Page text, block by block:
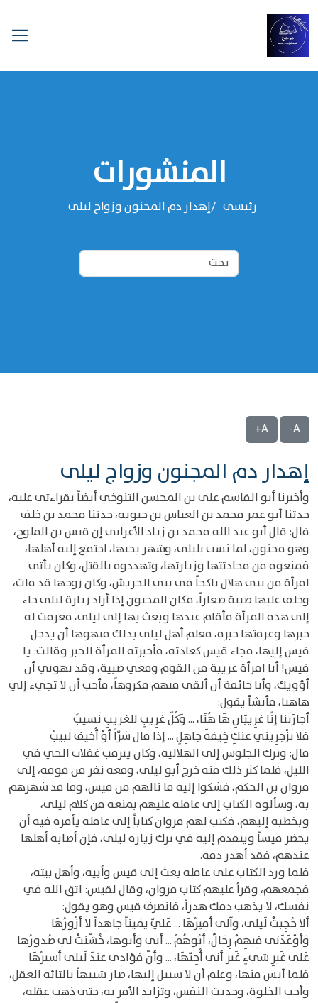
المنشورات
رئيسي إهدار دم المجنون وزواج ليلى
A-
A+
إهدار دم المجنون وزواج ليلى
وأخبرنا أبو القاسم علي بن المحسن التنوخي أيضاً بقراءتي عليه،
حدثنا أبو عمر محمد بن العباس بن حيويه، حدثنا محمد بن خلف
قال: قال أبو عبد الله محمد بن زياد الأعرابي إن قيس بن الملوح،
وهو مجنون، لما نسب بليلى، وشهر بحبها، اجتمع إليه أهلها،
فمنعوه من محادثتها وزيارتها، وتهددوه بالقتل، وكان يأتي
امرأة من بني هلال ناكحاً في بني الحريش، وكان زوجها قد مات،
وخلف عليها صبية صغاراً، فكان المجنون إذا أراد زيارة ليلى جاء
إلى هذه المرأة فأقام عندها وبعث بها إلى ليلى، فعرفت له
خبرها وعرفتها خبره، فعلم أهل ليلى بذلك فنهوها أن يدخل
قيس إليها، فجاء قيس كعادته، فأخبرته المرأة الخبر وقالت: يا
قيس! أنا امرأة غريبة من القوم ومعي صبية، وقد نهوني أن
أؤويك، وأنا خائفة أن ألقى منهم مكروهاً، فأحب أن لا تجيء إلي
هاهنا، فأنشأ يقول:
أجارَتَنا إنّا غَرِيبَانِ هَا هُنَا، ... وَكُلّ غَرِيبٍ للغريبِ نَسيبُ
فَلا تَزْجرِيني عنكِ خِيفةَ جاهِلٍ ... إذا قالَ شرّاً أوْ أُخيفَ لَبيبُ
قال: وترك الجلوس إلى الهلالية، وكان يترقب غفلات الحي في
الليل، فلما كثر ذلك منه خرج أبو ليلى، ومعه نفر من قومه، إلى
مروان بن الحكم، فشكوا إليه ما نالهم من قيس، وما قد شهرهم
به، وسألوه الكتاب إلى عامله عليهم بمنعه من كلام ليلى،
وبخطبه إليهم، فكتب لهم مروان كتاباً إلى عامله يأمره فيه أن
يحضر قيساً ويتقدم إليه في ترك زيارة ليلى، فإن أصابه أهلها
عندهم، فقد أهدر دمه.
فلما ورد الكتاب على عامله بعث إلى قيس وأبيه، وأهل بيته،
فجمعهم، وقرأ عليهم كتاب مروان، وقال لقيس: اتق الله في
نفسك، لا يذهب دمك هدراً، فانصرف قيس وهو يقول:
ألا حُجِبتْ لَيلى، وَآلى أمِيرُهَا ... عَليّ يَميناً جاهِداً لا أزُورُهَا
وَأوْعَدَني فِيهِمْ رِجَالٌ، أبُوهُمُ ... أبي وَأبوها، خُشّنتْ لي صُدورُها
عَلى غَيرِ شيءٍ غَيرَ أني أُحِبّهَا، ... وَأنّ فؤادِي عِندَ لَيلى أسِيرُهَا
فلما أيس منها، وعلم أن لا سبيل إليها، صار شبيهاً بالتائه العقل،
وأحب الخلوة، وحديث النفس، وتزايد الأمر به، حتى ذهب عقله،